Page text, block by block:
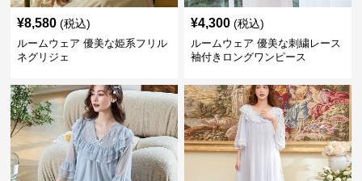
¥8,580 (税込)
ルームウェア 優美な姫系フリル
ネグリジェ
¥4,300 (税込)
ルームウェア 優美な刺繍レース
袖付きロングワンピース